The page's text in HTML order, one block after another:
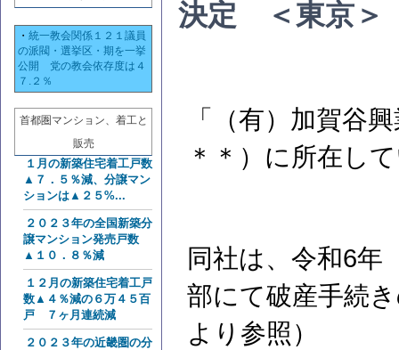
・ 統一教会関係１２１議員
の派閥・選挙区・期を一挙
公開 党の教会依存度は４
７.２％
首都圏マンション、着工と
販売
１月の新築住宅着工戸数
▲７．５％減、分譲マン
ションは▲２５%...
２０２３年の全国新築分
譲マンション発売戸数
▲１０．８％減
１２月の新築住宅着工戸
数▲４％減の６万４５百
戸 ７ヶ月連続減
２０２３年の近畿圏の分
決定 ＜東京＞
「（有）加賀谷
＊＊）に所在し
同社は、令和6年
部にて破産手続
より参照）